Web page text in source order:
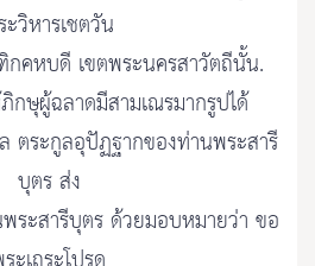
วิหารเชตวัน
คหบดี เขตพระนครสาวัตถีนั้น.
กษุผู้ฉลาดมีสามเณรมากรูปได้
ระกูลอุปัฏฐากของท่านพระสารี
บุตร ส่ง
ระสารีบุตร ด้วยมอบหมายว่า ขอ